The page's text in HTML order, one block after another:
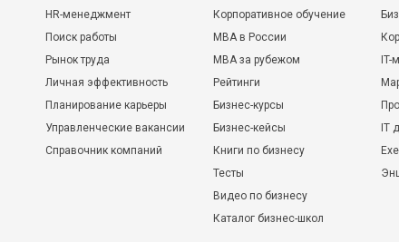
HR-менеджмент
Поиск работы
Рынок труда
Личная эффективность
Планирование карьеры
Управленческие вакансии
Справочник компаний
Корпоративное обучение
MBA в России
MBA за рубежом
Рейтинги
Бизнес-курсы
Бизнес-кейсы
Книги по бизнесу
Тесты
Видео по бизнесу
Каталог бизнес-школ
IT